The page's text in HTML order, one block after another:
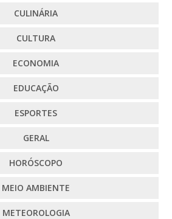
CULINÁRIA
CULTURA
ECONOMIA
EDUCAÇÃO
ESPORTES
GERAL
HORÓSCOPO
MEIO AMBIENTE
METEOROLOGIA